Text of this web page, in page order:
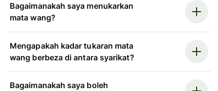
Bagaimanakah saya menukarkan
mata wang?
Mengapakah kadar tukaran mata
wang berbeza di antara syarikat?
Bagaimanakah saya boleh